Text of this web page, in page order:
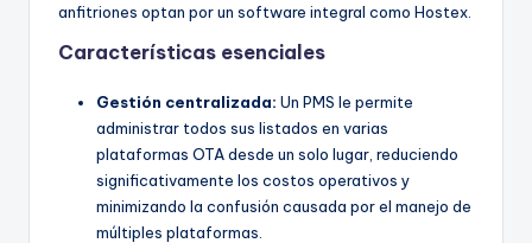
anfitriones optan por un software integral como Hostex.
Características esenciales
Gestión centralizada: Un PMS le permite
administrar todos sus listados en varias
plataformas OTA desde un solo lugar, reduciendo
significativamente los costos operativos y
minimizando la confusión causada por el manejo de
múltiples plataformas.